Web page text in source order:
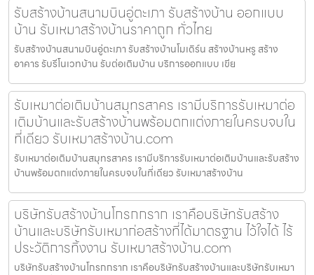
รับสร้างบ้านสนามบินอู่ตะเภา รับสร้างบ้าน ออกแบบ
บ้าน รับเหมาสร้างบ้านราคาถูก ทั่วไทย
รับสร้างบ้านสนามบินอู่ตะเภา รับสร้างบ้านโมเดิร์น สร้างบ้านหรู สร้าง
อาคาร รับรีโนเวทบ้าน รับต่อเติมบ้าน บริการออกแบบ เขีย
รับเหมาต่อเติมบ้านสมุทรสาคร เรามีบริการรับเหมาต่อ
เติมบ้านและรับสร้างบ้านพร้อมตกแต่งภายในครบจบใน
ที่เดียว รับเหมาสร้างบ้าน.com
รับเหมาต่อเติมบ้านสมุทรสาคร เรามีบริการรับเหมาต่อเติมบ้านและรับสร้าง
บ้านพร้อมตกแต่งภายในครบจบในที่เดียว รับเหมาสร้างบ้าน
บริษัทรับสร้างบ้านโกรกกราก เราคือบริษัทรับสร้าง
บ้านและบริษัทรับเหมาก่อสร้างที่ได้มาตรฐาน ไว้ใจได้ ไร้
ประวัติการทิ้งงาน รับเหมาสร้างบ้าน.com
บริษัทรับสร้างบ้านโกรกกราก เราคือบริษัทรับสร้างบ้านและบริษัทรับเหมา